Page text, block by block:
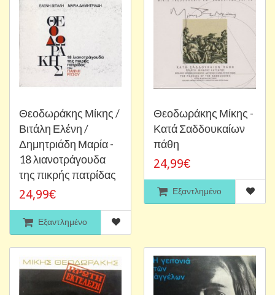
Θεοδωράκης Μίκης /
Βιτάλη Ελένη /
Δημητριάδη Μαρία -
18 λιανοτράγουδα
της πικρής πατρίδας
24,99€
Εξαντλημένο
Θεοδωράκης Μίκης -
Κατά Σαδδουκαίων
πάθη
24,99€
Εξαντλημένο